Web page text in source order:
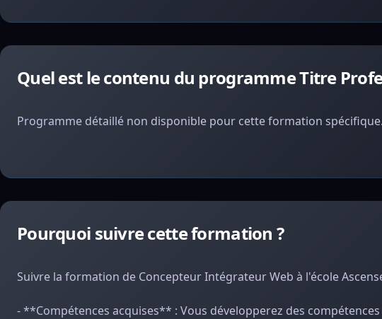
Quel est le contenu du programme Titre
Programme détaillé non disponible pour cette formation spécifique.
Pourquoi suivre cette formation ?
Suivre la formation de Concepteur Intégrateur Web à l'école
- **Compétences acquises** : Vous développerez des